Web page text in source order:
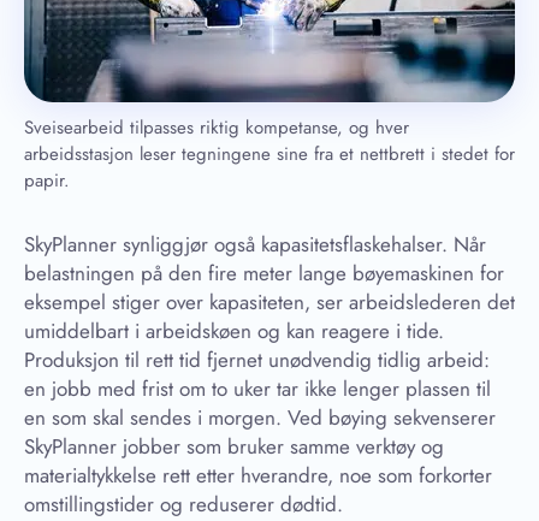
Sveisearbeid tilpasses riktig kompetanse, og hver
arbeidsstasjon leser tegningene sine fra et nettbrett i stedet for
papir.
SkyPlanner synliggjør også kapasitetsflaskehalser. Når
belastningen på den fire meter lange bøyemaskinen for
eksempel stiger over kapasiteten, ser arbeidslederen det
umiddelbart i arbeidskøen og kan reagere i tide.
Produksjon til rett tid fjernet unødvendig tidlig arbeid:
en jobb med frist om to uker tar ikke lenger plassen til
en som skal sendes i morgen. Ved bøying sekvenserer
SkyPlanner jobber som bruker samme verktøy og
materialtykkelse rett etter hverandre, noe som forkorter
omstillingstider og reduserer dødtid.